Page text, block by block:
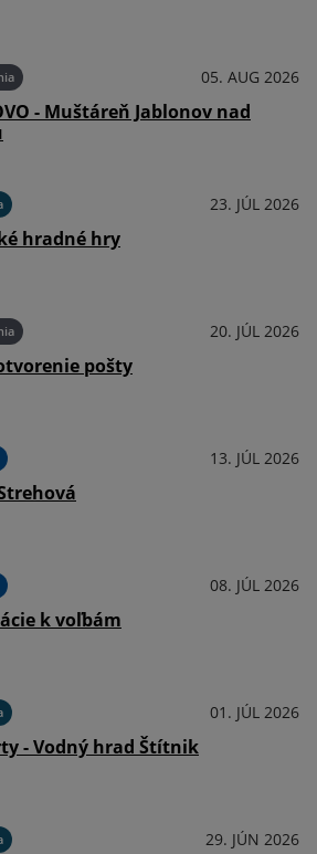
05. AUG 2026
- Muštáreň Jablonov nad
23. JÚL 2026
hradné hry
20. JÚL 2026
pošty
13. JÚL 2026
08. JÚL 2026
k voľbám
01. JÚL 2026
- Vodný hrad Štítnik
29. JÚN 2026